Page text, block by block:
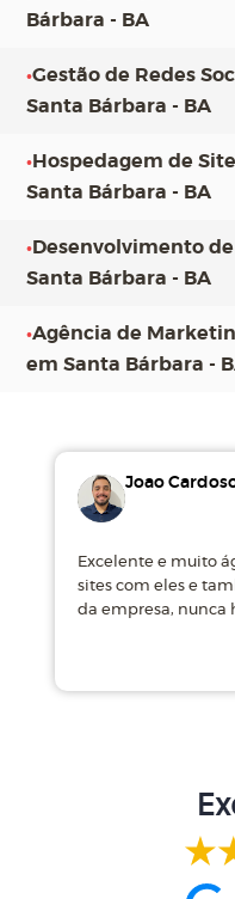
Bárbara - BA
•Gestão de Redes
Santa Bárbara - BA
•Hospedagem de
Santa Bárbara - BA
•Desenvolvimento
Santa Bárbara - BA
•Agência de
em Santa Bárbara -
Joao
Excelente e muito
sites com eles e
da empresa, nunca